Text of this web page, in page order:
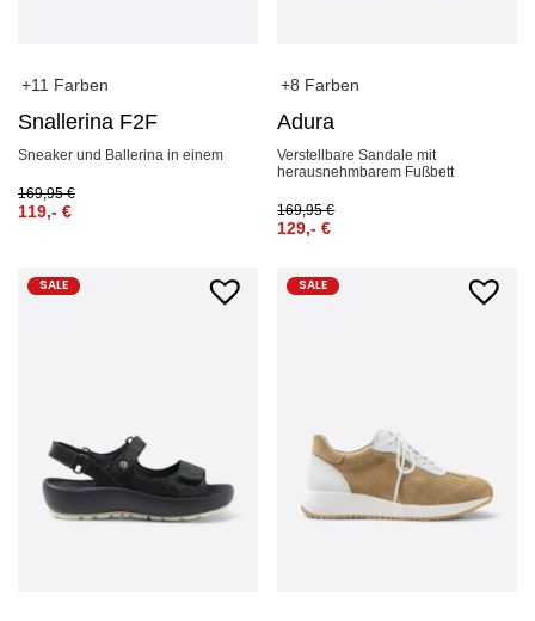
+11 Farben
Snallerina F2F
Sneaker und Ballerina in einem
169,95€
119,- €
+8 Farben
Adura
Verstellbare Sandale mit
herausnehmbarem Fußbett
169,95€
129,-€
SALE SALE